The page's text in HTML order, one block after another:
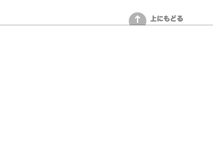
上にもどる